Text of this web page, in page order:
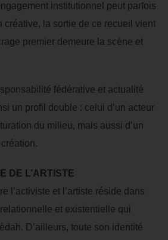
institutionnel peut parfois
créative, la sortie de ce recueil vient
premier demeure la scène et
fédérative et actualité
un profil double : celui d’un acteur
du milieu, mais aussi d’un
DE L’ARTISTE
l’activiste et l’artiste réside dans
et existentielle qui
D’ailleurs, toute son identité